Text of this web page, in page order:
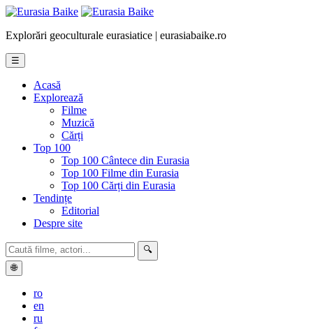
Explorări geoculturale eurasiatice | eurasiabaike.ro
☰
Acasă
Explorează
Filme
Muzică
Cărți
Top 100
Top 100 Cântece din Eurasia
Top 100 Filme din Eurasia
Top 100 Cărți din Eurasia
Tendințe
Editorial
Despre site
🔍
🌐
ro
en
ru